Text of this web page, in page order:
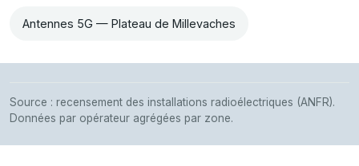
Antennes 5G — Plateau de Millevaches
Source : recensement des installations radioélectriques (ANFR).
Données par opérateur agrégées par zone.